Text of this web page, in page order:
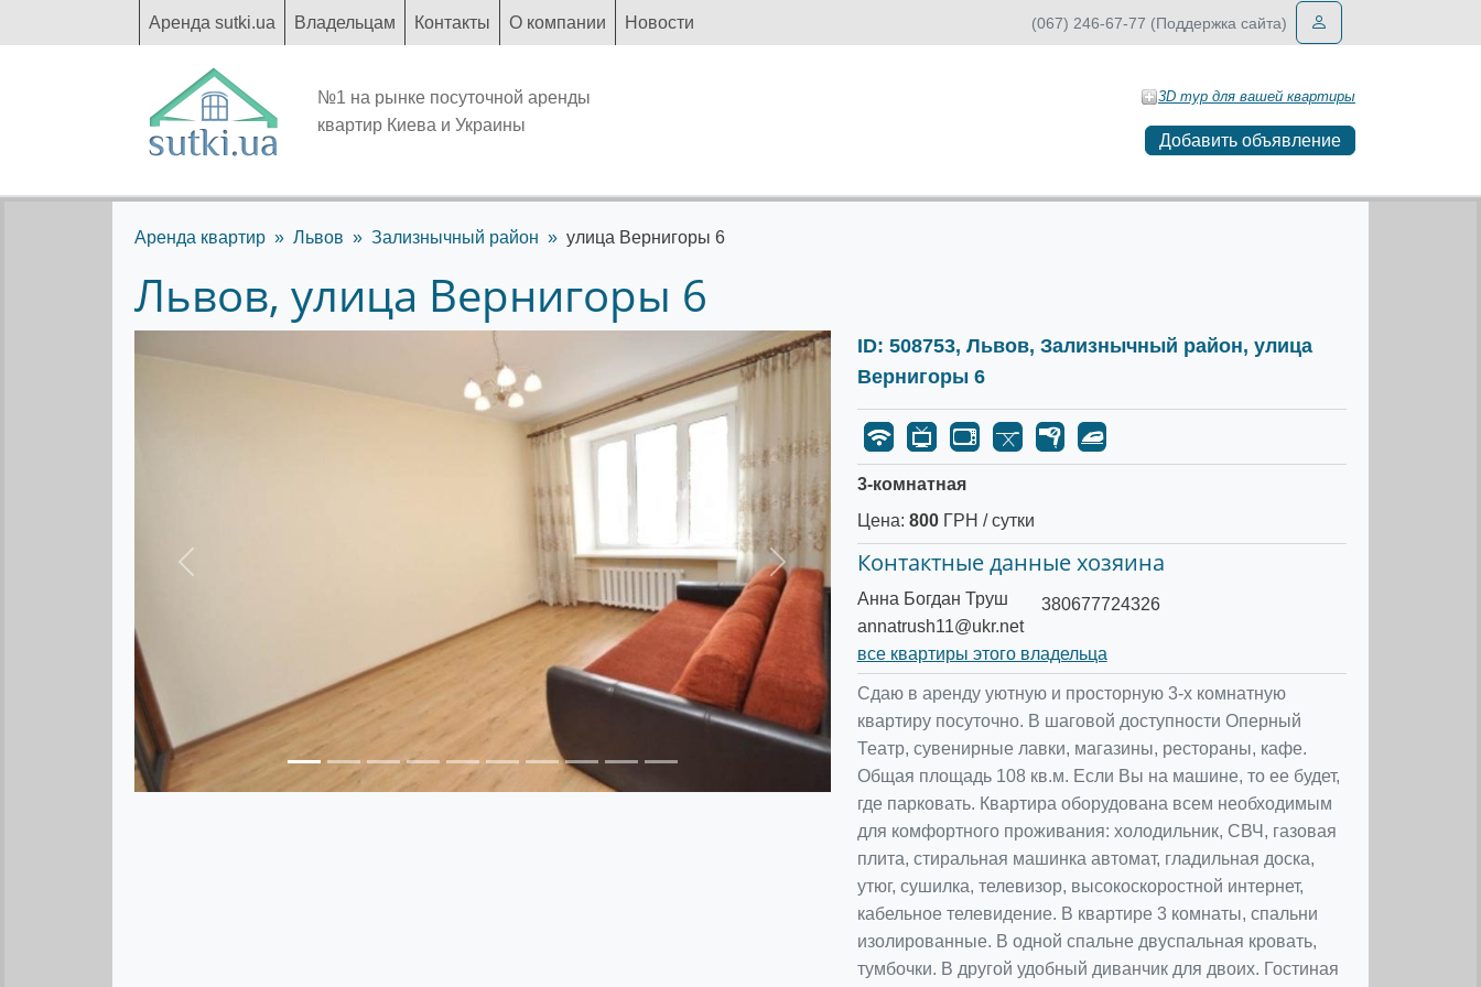
Аренда sutki.ua Владельцам Контакты О компании Новости (067) 246-67-77 (Поддержка сайта)
№1 на рынке посуточной аренды
квартир Киева и Украины
3D тур для вашей квартиры
Добавить объявление
Аренда квартир Львов Зализнычный район улица Вернигоры 6
Львов, улица Вернигоры 6
Предыдущее Следующее
ID: 508753, Львов, Зализнычный район, улица
Вернигоры 6
3-комнатная
Цена: 800ГРН / сутки
Контактные данные хозяина
Анна Богдан Труш
annatrush11@ukr.net
380677724326
все квартиры этого владельца
Сдаю в аренду уютную и просторную 3-х комнатную
квартиру посуточно. В шаговой доступности Оперный
Театр, сувенирные лавки, магазины, рестораны, кафе.
Общая площадь 108 кв.м. Если Вы на машине, то ее будет,
где парковать. Квартира оборудована всем необходимым
для комфортного проживания: холодильник, СВЧ, газовая
плита, стиральная машинка автомат, гладильная доска,
утюг, сушилка, телевизор, высокоскоростной интернет,
кабельное телевидение. В квартире 3 комнаты, спальни
изолированные. В одной спальне двуспальная кровать,
тумбочки. В другой удобный диванчик для двоих. Гостиная